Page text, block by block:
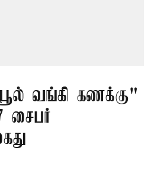
வங்கி கணக்கு"
சைபர்